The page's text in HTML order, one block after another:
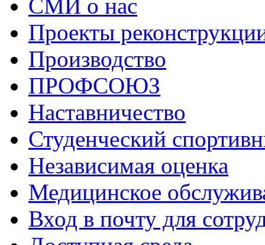
СМИ о нас
Проекты
Производство
ПРОФСОЮЗ
Наставничество
Студенческий
Независимая оценка
Медицинское
Вход в почту для